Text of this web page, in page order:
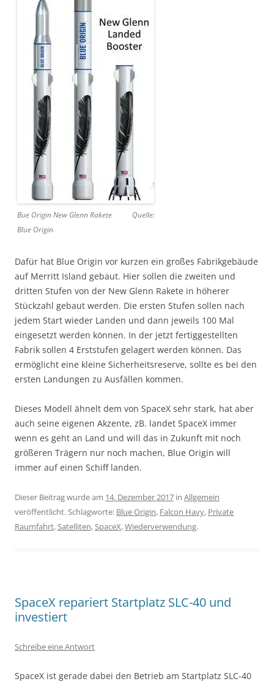
Bue Origin New Glenn Rakete Quelle:
Blue Origin
Dafür hat Blue Origin vor kurzen ein großes Fabrikgebäude
auf Merritt Island gebaut. Hier sollen die zweiten und
dritten Stufen von der New Glenn Rakete in höherer
Stückzahl gebaut werden. Die ersten Stufen sollen nach
jedem Start wieder Landen und dann jeweils 100 Mal
eingesetzt werden können. In der jetzt fertiggestellten
Fabrik sollen 4 Erststufen gelagert werden können. Das
ermöglicht eine kleine Sicherheitsreserve, sollte es bei den
ersten Landungen zu Ausfällen kommen.
Dieses Modell ähnelt dem von SpaceX sehr stark, hat aber
auch seine eigenen Akzente, zB. landet SpaceX immer
wenn es geht an Land und will das in Zukunft mit noch
größeren Trägern nur noch machen, Blue Origin will
immer auf einen Schiff landen.
Dieser Beitrag wurde am 14. Dezember 2017 in Allgemein
veröffentlicht. Schlagworte: Blue Origin, Falcon Havy, Private
Raumfahrt,Satelliten,SpaceX,Wiederverwendung.
SpaceX repariert Startplatz SLC-40 und
investiert
Schreibe eine Antwort
SpaceX ist gerade dabei den Betrieb am Startplatz SLC-40